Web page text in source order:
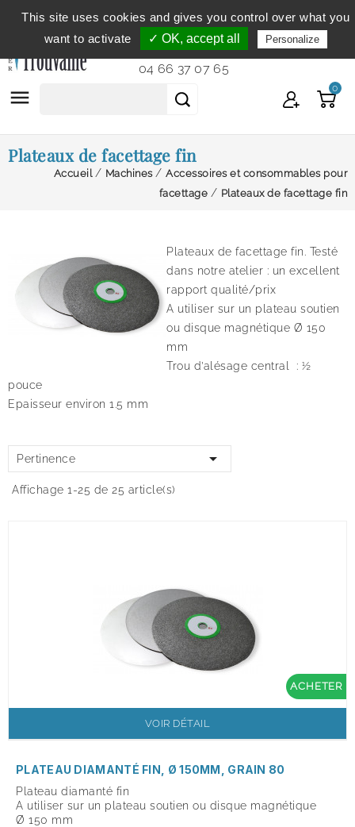
Service clientèle
du lundi au vendredi de 9h à 12h et
de 14h à 18h...
04 66 37 07 65
 0
Plateaux de facettage fin
Accueil Machines
Accessoires et consommables pour
facettage
Plateaux de facettage fin
Plateaux de facettage fin. Testé
dans notre atelier : un excellent
rapport qualité/prix
A utiliser sur un plateau soutien
ou disque magnétique Ø 150
mm
Trou d’alésage central : ½
pouce
Epaisseur environ 1.5 mm
Pertinence 
Affichage 1-25 de 25 article(s)
ACHETER
VOIR DÉTAIL
PLATEAU DIAMANTÉ FIN, Ø 150MM, GRAIN 80
Plateau diamanté fin
A utiliser sur un plateau soutien ou disque magnétique
Ø 150 mm
This site uses cookies and gives you control over what you
want to activate
✓ OK, accept all Personalize